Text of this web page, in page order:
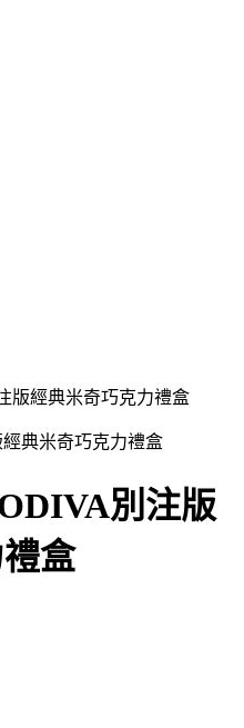
版經典米奇巧克力禮盒
別注版
盒